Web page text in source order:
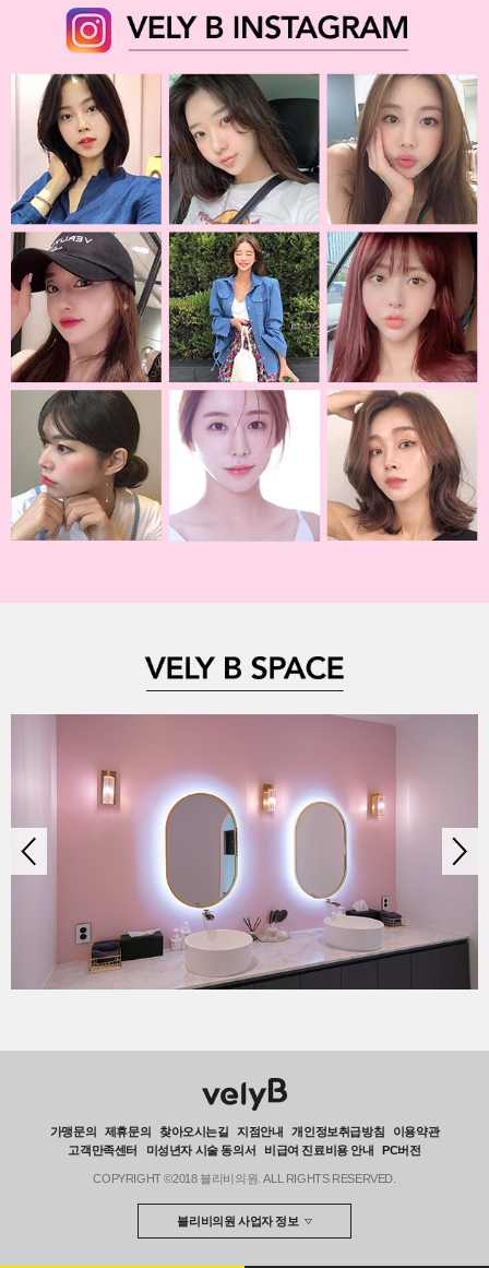
가맹문의 제휴문의 찾아오시는길 지점안내 개인정보취급방침
이용약관
고객만족센터
미성년자 시술 동의서 비급여 진료비용 안내 PC버전
COPYRIGHT ©2018 블리비의원. ALL RIGHTS RESERVED.
블리비의원 사업자 정보